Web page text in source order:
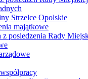
Strzelce Opolskie
majątkowe
z posiedzenia Rady